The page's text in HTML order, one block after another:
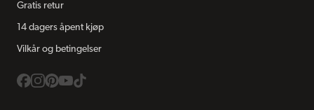
Gratis retur
14 dagers åpent kjøp
Vilkår og betingelser